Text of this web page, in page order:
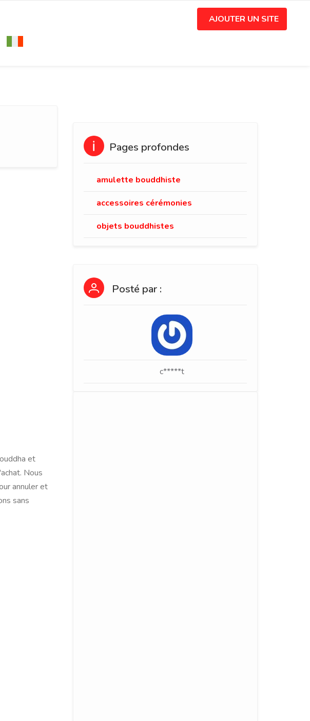
AJOUTER UN SITE
et
Nous
annuler et
sans
Pages profondes
amulette bouddhiste
accessoires cérémonies
objets bouddhistes
Posté par :
c*****t